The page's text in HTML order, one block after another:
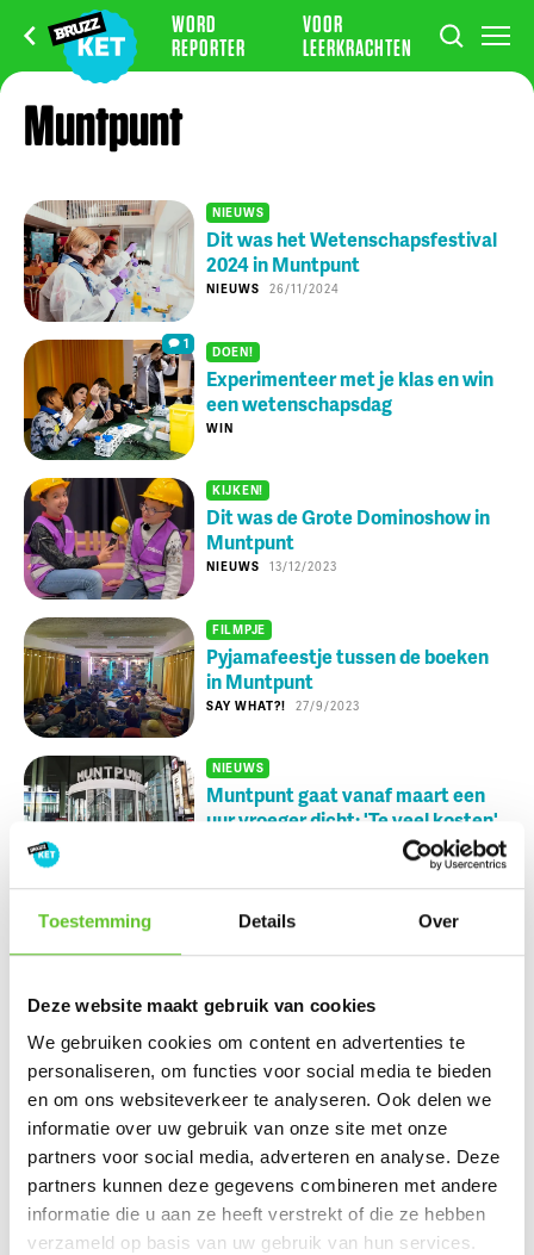
Toestemming Details Over
Deze website maakt gebruik van cookies
We gebruiken cookies om content en advertenties te
personaliseren, om functies voor social media te bieden
en om ons websiteverkeer te analyseren. Ook delen we
informatie over uw gebruik van onze site met onze
partners voor social media, adverteren en analyse. Deze
partners kunnen deze gegevens combineren met andere
informatie die u aan ze heeft verstrekt of die ze hebben
verzameld op basis van uw gebruik van hun services.
WORD
REPORTER
VOOR
LEERKRACHTEN
Muntpunt
NIEUWS
Dit was het Wetenschapsfestival
2024 in Muntpunt
NIEUWS 26/11/2024
1 DOEN!
Experimenteer met je klas en win
een wetenschapsdag
WIN
KIJKEN!
Dit was de Grote Dominoshow in
Muntpunt
NIEUWS 13/12/2023
FILMPJE
Pyjamafeestje tussen de boeken
in Muntpunt
SAY WHAT?! 27/9/2023
NIEUWS
Muntpunt gaat vanaf maart een
uur vroeger dicht: 'Te veel kosten'
Muntpunt: 'Wiskunde is hier
leuker dan op school'
Maart is Black History Month:
Beleef mee met deze boekentips
DOEN IN BXL
DOEN!
Vakantietip: knutselen met
Muntpunt